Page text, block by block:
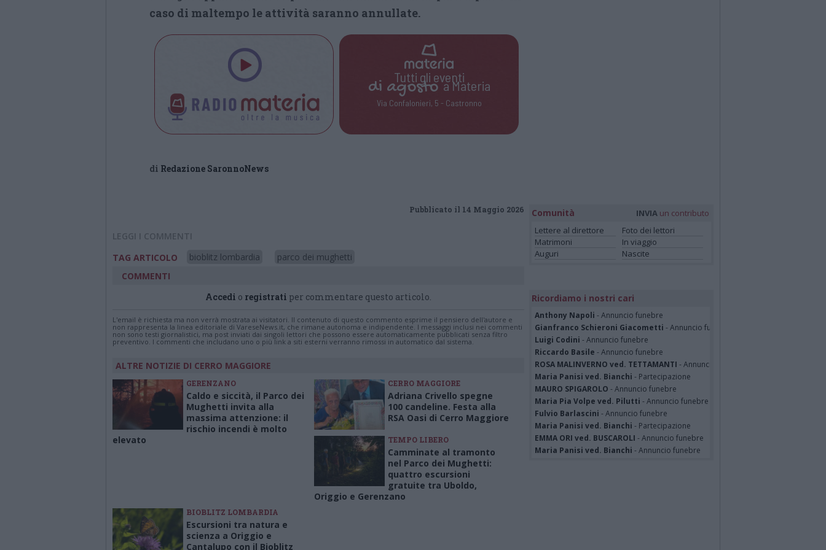
caso di maltempo le attività saranno annullate.
Tutti gli eventi
di agostoa Materia
Via Confalonieri, 5 - Castronno
di Redazione SaronnoNews
Pubblicato il 14 Maggio 2026
LEGGI I COMMENTI
TAG ARTICOLO
bioblitz lombardia
parco dei mughetti
COMMENTI
Accedi o registrati per commentare questo articolo.
L'email è richiesta ma non verrà mostrata ai visitatori. Il contenuto di questo commento esprime il pensiero dell'autore e
non rappresenta la linea editoriale di VareseNews.it, che rimane autonoma e indipendente. I messaggi inclusi nei commenti
non sono testi giornalistici, ma post inviati dai singoli lettori che possono essere automaticamente pubblicati senza filtro
preventivo. I commenti che includano uno o più link a siti esterni verranno rimossi in automatico dal sistema.
ALTRE NOTIZIE DI CERRO MAGGIORE
GERENZANO
Caldo e siccità, il Parco dei
Mughetti invita alla
massima attenzione: il
rischio incendi è molto
elevato
CERRO MAGGIORE
Adriana Crivello spegne
100 candeline. Festa alla
RSA Oasi di Cerro Maggiore
TEMPO LIBERO
Camminate al tramonto
nel Parco dei Mughetti:
quattro escursioni
gratuite tra Uboldo,
Origgio e Gerenzano
BIOBLITZ LOMBARDIA
Escursioni tra natura e
scienza a Origgio e
Cantalupo con il Bioblitz
Comunità INVIA un contributo
Lettere al direttore
Foto dei lettori
Matrimoni
In viaggio
Auguri
Nascite
Ricordiamo i nostri cari
Anthony Napoli - Annuncio funebre
Gianfranco Schieroni Giacometti - Annuncio funebre
Luigi Codini - Annuncio funebre
Riccardo Basile - Annuncio funebre
ROSA MALINVERNO ved. TETTAMANTI - Annuncio funebre
Maria Panisi ved. Bianchi - Partecipazione
MAURO SPIGAROLO - Annuncio funebre
Maria Pia Volpe ved. Pilutti - Annuncio funebre
Fulvio Barlascini - Annuncio funebre
Maria Panisi ved. Bianchi - Partecipazione
EMMA ORI ved. BUSCAROLI - Annuncio funebre
Maria Panisi ved. Bianchi - Annuncio funebre